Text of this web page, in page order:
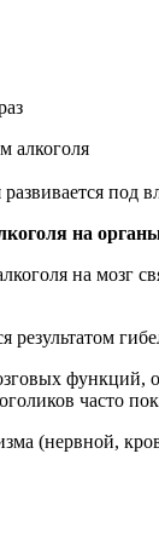
алкоголя
на
на мозг
результатом
часто
(нервной,